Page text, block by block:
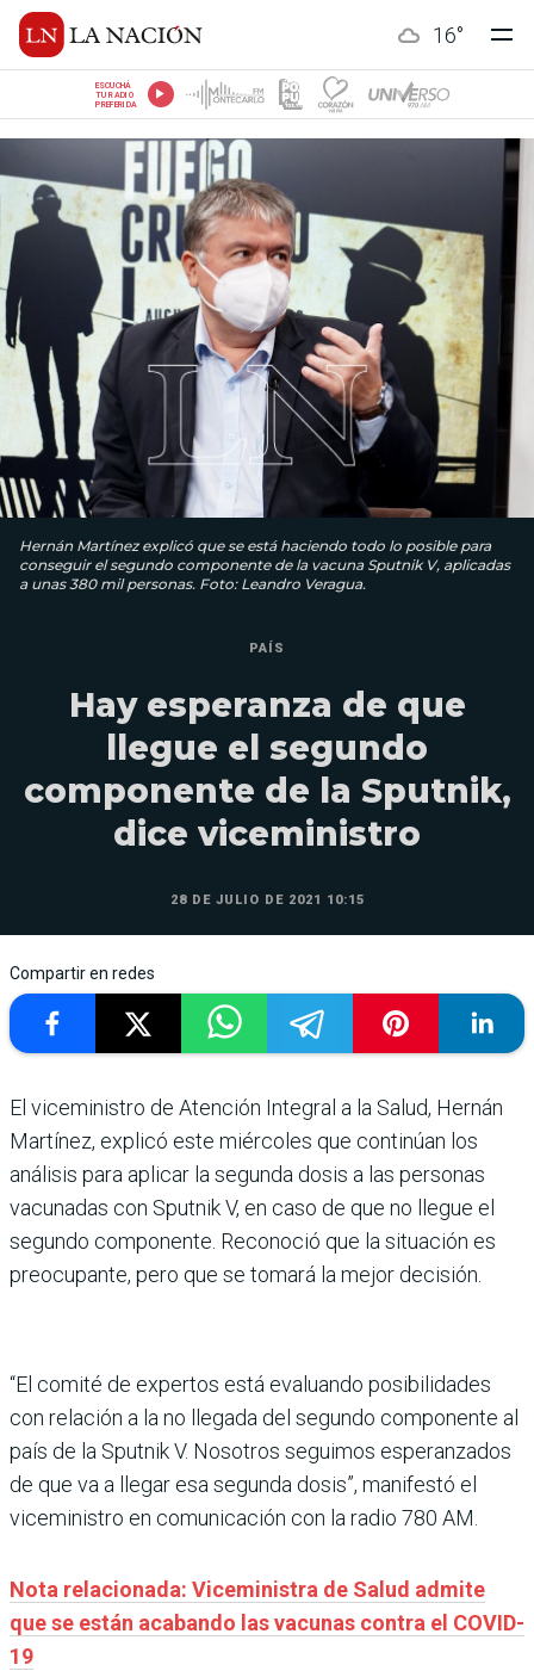
16°
ESCUCHÁ
TU RADIO
PREFERIDA
Hernán Martínez explicó que se está haciendo todo lo posible para
conseguir el segundo componente de la vacuna Sputnik V, aplicadas
a unas 380 mil personas. Foto: Leandro Veragua.
PAÍS
Hay esperanza de que
llegue el segundo
componente de la Sputnik,
dice viceministro
28 DE JULIO DE 2021 10:15
Compartir en redes
El viceministro de Atención Integral a la Salud, Hernán
Martínez, explicó este miércoles que continúan los
análisis para aplicar la segunda dosis a las personas
vacunadas con Sputnik V, en caso de que no llegue el
segundo componente. Reconoció que la situación es
preocupante, pero que se tomará la mejor decisión.
“El comité de expertos está evaluando posibilidades
con relación a la no llegada del segundo componente al
país de la Sputnik V. Nosotros seguimos esperanzados
de que va a llegar esa segunda dosis”, manifestó el
viceministro en comunicación con la radio 780 AM.
Nota relacionada: Viceministra de Salud admite
que se están acabando las vacunas contra el COVID-
19